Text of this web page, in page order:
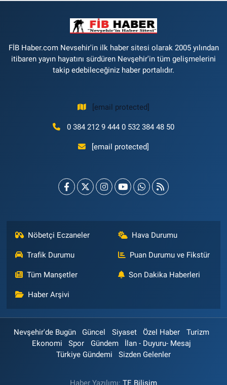
FİB Haber.com Nevsehir'in ilk haber sitesi olarak 2005 yılından
itibaren yayın hayatını sürdüren Nevşehir'in tüm gelişmelerini
takip edebileceğiniz haber portalıdır.
[email protected]
0 384 212 9 444 0 532 384 48 50
[email protected]
Nöbetçi Eczaneler Hava Durumu
Trafik Durumu Puan Durumu ve Fikstür
Tüm Manşetler Son Dakika Haberleri
Haber Arşivi
Nevşehir'de Bugün Güncel Siyaset Özel Haber
Turizm
Ekonomi
Spor Gündem
İlan - Duyuru- Mesaj
Türkiye Gündemi
Sizden Gelenler
Haber Yazılımı: TE Bilişim